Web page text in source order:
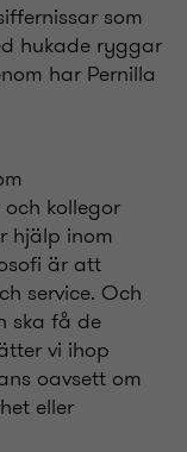
som
hukade ryggar
har Pernilla
kollegor
hjälp inom
är att
service. Och
ska få de
vi ihop
oavsett om
eller